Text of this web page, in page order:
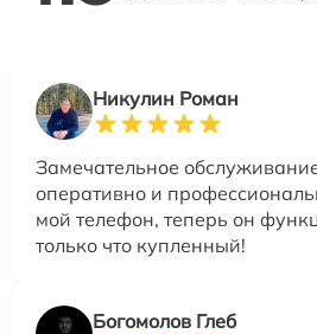
Никулин Роман
Замечательное
оперативно и
мой телефон, теперь он
только что купленный!
Богомолов Глеб